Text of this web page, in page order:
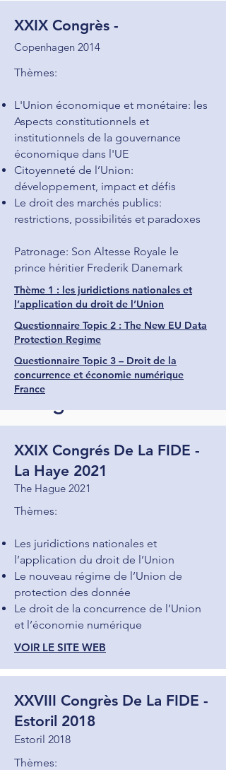
XXIX Congrés De La FIDE -
La Haye 2021
The Hague 2021
Thèmes:
Les juridictions nationales et
l’application du droit de l’Union
Le nouveau régime de l’Union de
protection des donnée
Le droit de la concurrence de l’Union
et l’économie numérique
VOIR LE SITE WEB
XXVIII Congrès De La FIDE -
Estoril 2018
Estoril 2018
Thèmes:
XXIX Congrès -
Copenhagen 2014
Thèmes:
L'Union économique et monétaire: les
Aspects constitutionnels et
institutionnels de la gouvernance
économique dans l'UE
Citoyenneté de l’Union:
développement, impact et défis
Le droit des marchés publics:
restrictions, possibilités et paradoxes
Patronage: Son Altesse Royale le
prince héritier Frederik Danemark
Thème 1 : les juridictions nationales et
l’application du droit de l’Union
Questionnaire Topic 2 : The New EU Data
Protection Regime
Questionnaire Topic 3 – Droit de la
concurrence et économie numérique
France